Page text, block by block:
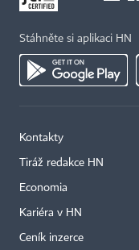
Stáhněte si aplikaci HN
Kontakty
Tiráž redakce HN
Economia
Kariéra v HN
Ceník inzerce